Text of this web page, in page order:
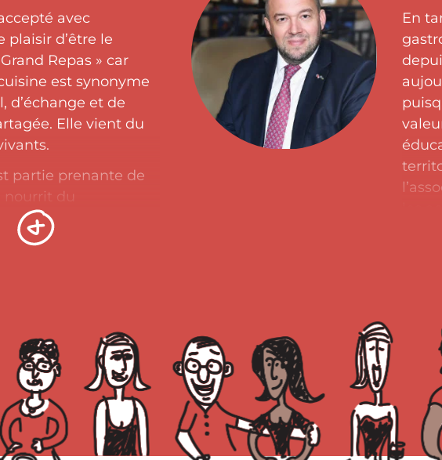
avec
plaisir d’être le
Repas » car
est synonyme
d’échange et de
Elle vient du
partie prenante de
nourrit du
La belle cuisine nous
en tant qu’être
pour le plaisir
des autres. Je
au travers de ce
saluer et les
grand merci aussi
acteurs
de ce formidable
En
les